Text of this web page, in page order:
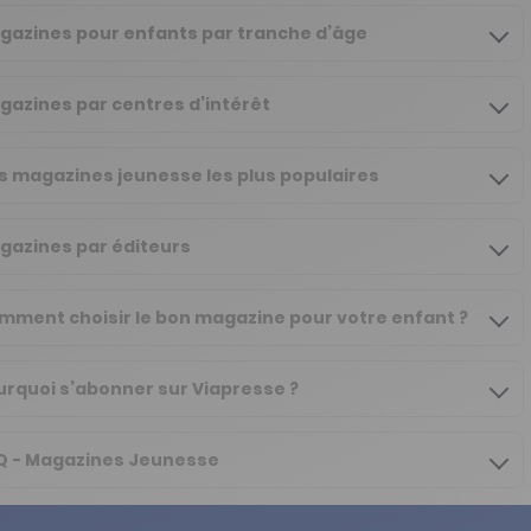
pour enfants par tranche d’âge
par centres d’intérêt
magazines jeunesse les plus populaires
par éditeurs
choisir le bon magazine pour votre enfant ?
s’abonner sur Viapresse ?
- Magazines Jeunesse